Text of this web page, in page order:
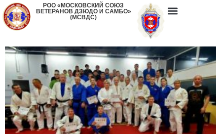
РОО «МОСКОВСКИЙ СОЮЗ
ВЕТЕРАНОВ ДЗЮДО И САМБО»
(МСВДС)